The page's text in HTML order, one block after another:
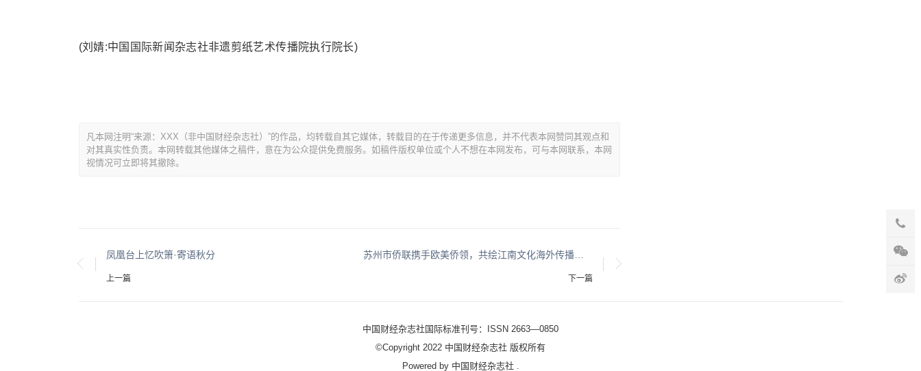
(刘婧:中国国际新闻杂志社非遗剪纸艺术传播院执行院长)
凡本网注明“来源：XXX（非中国财经杂志社）”的作品，均转载自其它媒体，转载目的在于传递更多信息，并不代表本网赞同其观点和
对其真实性负责。本网转载其他媒体之稿件，意在为公众提供免费服务。如稿件版权单位或个人不想在本网发布，可与本网联系，本网
视情况可立即将其撤除。
凤凰台上忆吹箫·寄语秋分
上一篇
苏州市侨联携手欧美侨领，共绘江南文化海外传播新蓝图
下一篇
中国财经杂志社国际标准刊号：ISSN 2663—0850
©Copyright 2022 中国财经杂志社 版权所有
Powered by 中国财经杂志社.